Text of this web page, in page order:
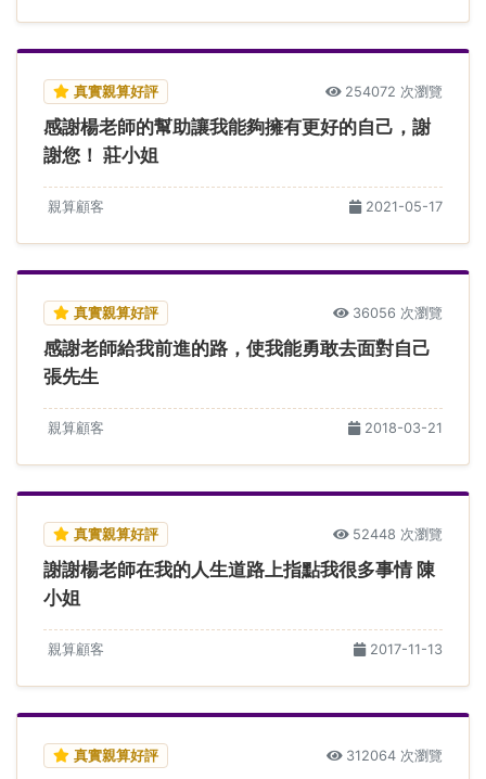
真實親算好評 254072 次瀏覽
感謝楊老師的幫助讓我能夠擁有更好的自己，謝
謝您！ 莊小姐
親算顧客 2021-05-17
真實親算好評 36056 次瀏覽
感謝老師給我前進的路，使我能勇敢去面對自己
張先生
親算顧客 2018-03-21
真實親算好評 52448 次瀏覽
謝謝楊老師在我的人生道路上指點我很多事情 陳
小姐
親算顧客 2017-11-13
真實親算好評 312064 次瀏覽